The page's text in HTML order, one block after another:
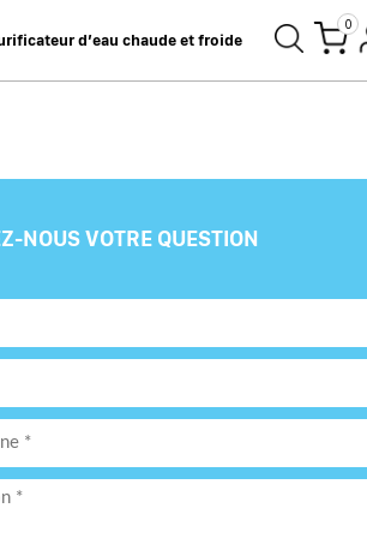
d’eau chaude et froide
0
NOUS VOTRE QUESTION